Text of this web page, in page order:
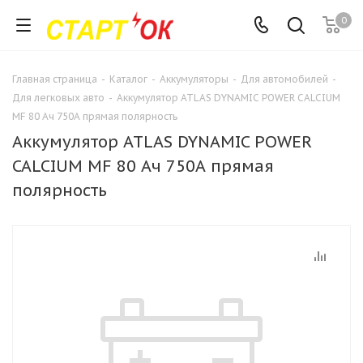
0
Главная страница - Каталог - Аккумуляторы - Для автомобилей -
Для легковых авто - Аккумулятор ATLAS DYNAMIC POWER CALCIUM
MF 80 Ач 750А прямая полярность
Аккумулятор ATLAS DYNAMIC POWER
CALCIUM MF 80 Ач 750А прямая
полярность